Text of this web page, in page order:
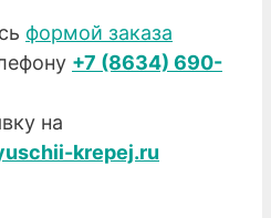
формой заказа
+7 (8634) 690-
на
krepej.ru